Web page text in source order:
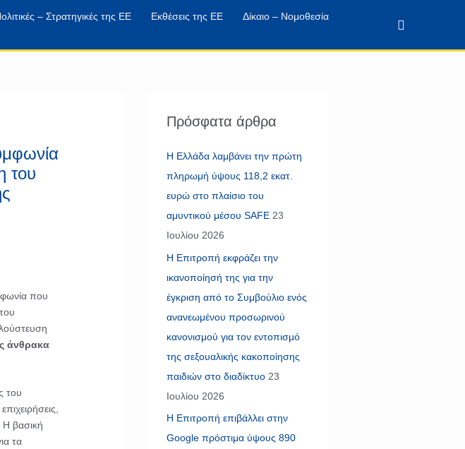
– Στρατηγικές της ΕΕ Εκθέσεις της ΕΕ
Δίκαιο – Νομοθεσία
Αναζήτηση
του
που
άνθρακα
του
Η βασική
τα
Πρόσφατα άρθρα
Η Ελλάδα λαμβάνει την πρώτη
πληρωμή ύψους 118,2 εκατ.
ευρώ στο πλαίσιο του
αμυντικού μέσου SAFE 23
Ιουλίου 2026
Η Επιτροπή εκφράζει την
ικανοποίησή της για την
έγκριση από το Συμβούλιο ενός
ανανεωμένου προσωρινού
κανονισμού για τον εντοπισμό
της σεξουαλικής κακοποίησης
παιδιών στο διαδίκτυο 23
Ιουλίου 2026
Η Επιτροπή επιβάλλει στην
Google πρόστιμα ύψους 890